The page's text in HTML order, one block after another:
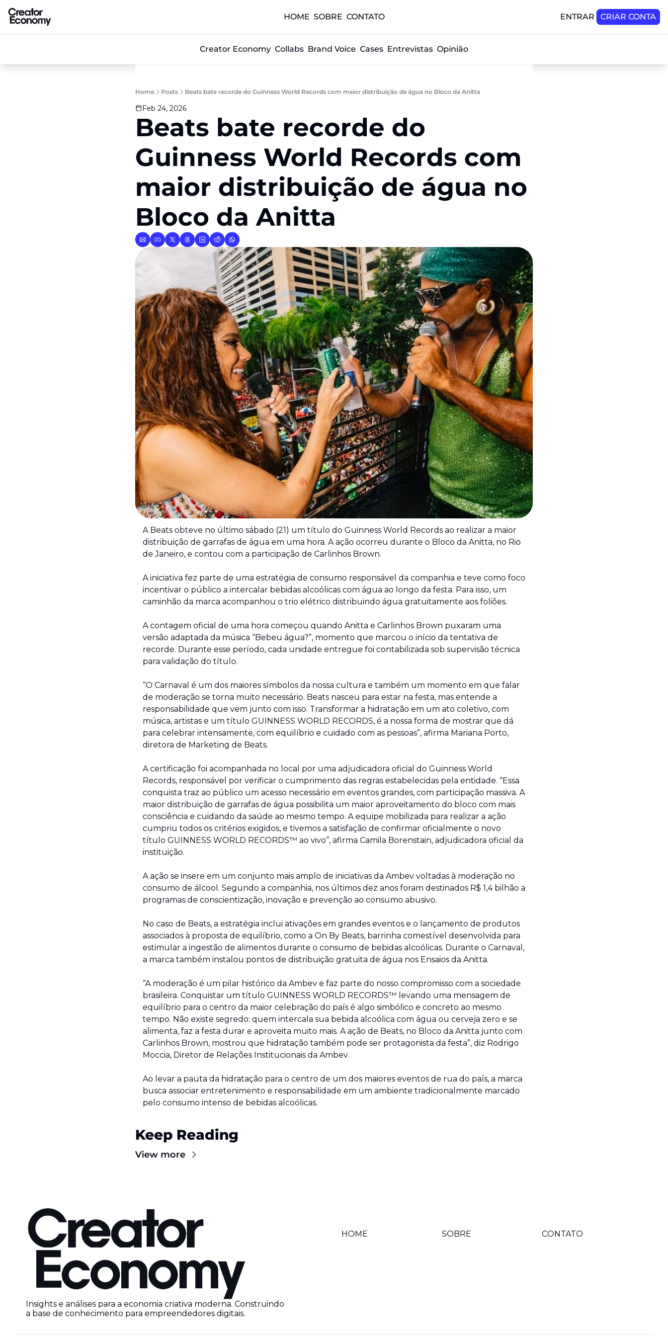
HOME SOBRE CONTATO ENTRAR CRIAR CONTA
Creator Economy Collabs Brand Voice Cases Entrevistas Opinião
Home Posts Beats bate recorde do Guinness World Records com maior distribuição de água no Bloco da Anitta
Feb 24, 2026
Beats bate recorde do
Guinness World Records com
maior distribuição de água no
Bloco da Anitta
A Beats obteve no último sábado (21) um título do Guinness World Records ao realizar a maior
distribuição de garrafas de água em uma hora. A ação ocorreu durante o Bloco da Anitta, no Rio
de Janeiro, e contou com a participação de Carlinhos Brown.
A iniciativa fez parte de uma estratégia de consumo responsável da companhia e teve como foco
incentivar o público a intercalar bebidas alcoólicas com água ao longo da festa. Para isso, um
caminhão da marca acompanhou o trio elétrico distribuindo água gratuitamente aos foliões.
A contagem oficial de uma hora começou quando Anitta e Carlinhos Brown puxaram uma
versão adaptada da música “Bebeu água?”, momento que marcou o início da tentativa de
recorde. Durante esse período, cada unidade entregue foi contabilizada sob supervisão técnica
para validação do título.
“O Carnaval é um dos maiores símbolos da nossa cultura e também um momento em que falar
de moderação se torna muito necessário. Beats nasceu para estar na festa, mas entende a
responsabilidade que vem junto com isso. Transformar a hidratação em um ato coletivo, com
música, artistas e um título GUINNESS WORLD RECORDS, é a nossa forma de mostrar que dá
para celebrar intensamente, com equilíbrio e cuidado com as pessoas”, afirma Mariana Porto,
diretora de Marketing de Beats.
A certificação foi acompanhada no local por uma adjudicadora oficial do Guinness World
Records, responsável por verificar o cumprimento das regras estabelecidas pela entidade. “Essa
conquista traz ao público um acesso necessário em eventos grandes, com participação massiva. A
maior distribuição de garrafas de água possibilita um maior aproveitamento do bloco com mais
consciência e cuidando da saúde ao mesmo tempo. A equipe mobilizada para realizar a ação
cumpriu todos os critérios exigidos, e tivemos a satisfação de confirmar oficialmente o novo
título GUINNESS WORLD RECORDS™ ao vivo”, afirma Camila Borenstain, adjudicadora oficial da
instituição.
A ação se insere em um conjunto mais amplo de iniciativas da Ambev voltadas à moderação no
consumo de álcool. Segundo a companhia, nos últimos dez anos foram destinados R$ 1,4 bilhão a
programas de conscientização, inovação e prevenção ao consumo abusivo.
No caso de Beats, a estratégia inclui ativações em grandes eventos e o lançamento de produtos
associados à proposta de equilíbrio, como a On By Beats, barrinha comestível desenvolvida para
estimular a ingestão de alimentos durante o consumo de bebidas alcoólicas. Durante o Carnaval,
a marca também instalou pontos de distribuição gratuita de água nos Ensaios da Anitta.
“A moderação é um pilar histórico da Ambev e faz parte do nosso compromisso com a sociedade
brasileira. Conquistar um título GUINNESS WORLD RECORDS™ levando uma mensagem de
equilíbrio para o centro da maior celebração do país é algo simbólico e concreto ao mesmo
tempo. Não existe segredo: quem intercala sua bebida alcoólica com água ou cerveja zero e se
alimenta, faz a festa durar e aproveita muito mais. A ação de Beats, no Bloco da Anitta junto com
Carlinhos Brown, mostrou que hidratação também pode ser protagonista da festa”, diz Rodrigo
Moccia, Diretor de Relações Institucionais da Ambev.
Ao levar a pauta da hidratação para o centro de um dos maiores eventos de rua do país, a marca
busca associar entretenimento e responsabilidade em um ambiente tradicionalmente marcado
pelo consumo intenso de bebidas alcoólicas.
Keep Reading
View more
Insights e análises para a economia criativa moderna. Construindo
a base de conhecimento para empreendedores digitais.
HOME SOBRE CONTATO